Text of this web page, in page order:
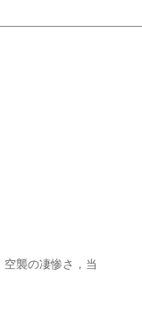
襲の凄惨さ，当